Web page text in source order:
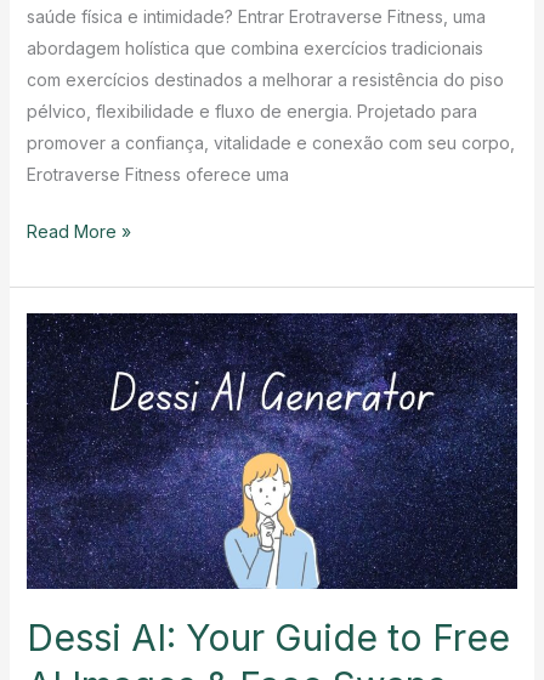
saúde física e intimidade? Entrar Erotraverse Fitness, uma
abordagem holística que combina exercícios tradicionais
com exercícios destinados a melhorar a resistência do piso
pélvico, flexibilidade e fluxo de energia. Projetado para
promover a confiança, vitalidade e conexão com seu corpo,
Erotraverse Fitness oferece uma
O
é
Erotraverse
Fitness?
Read More »
Dessi AI: Your Guide to Free